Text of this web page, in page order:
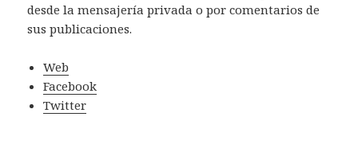
desde la mensajería privada o por comentarios de
sus publicaciones.
Web
Facebook
Twitter